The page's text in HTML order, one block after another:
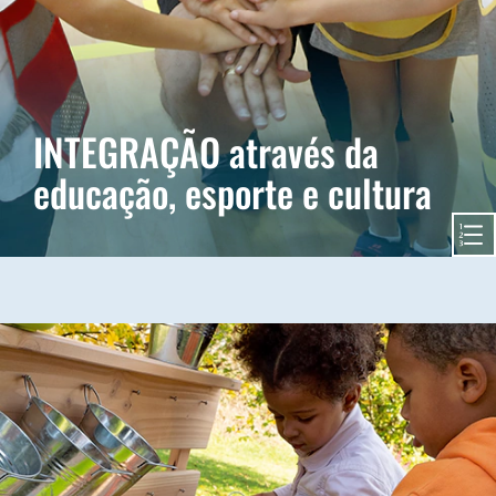
nacionais, trabalhamos para promover a igualdade de oportunidades para
todas as crianças.
INTEGRAÇÃO através da
educação, esporte e cultura